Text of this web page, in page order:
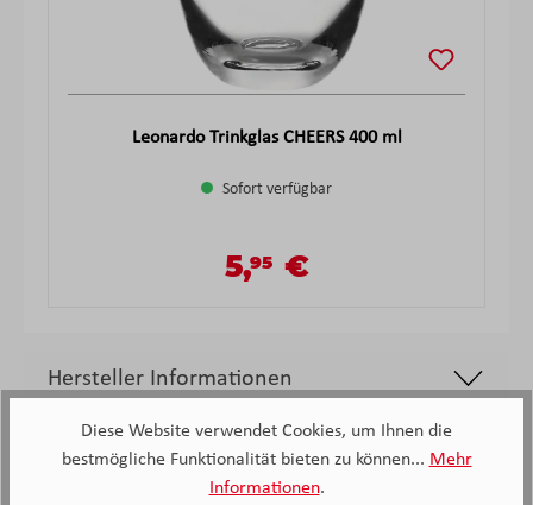
Leonardo Trinkglas CHEERS 400 ml
Sofort verfügbar
Regulärer Preis:
Verkaufspreis:
5,95 €
Hersteller Informationen
Diese Website verwendet Cookies, um Ihnen die
bestmögliche Funktionalität bieten zu können... Mehr
Informationen.